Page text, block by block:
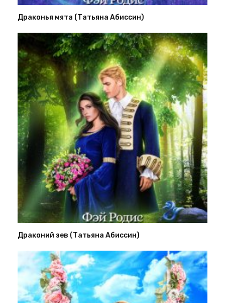
Драконья мята (Татьяна Абиссин)
Драконий зев (Татьяна Абиссин)